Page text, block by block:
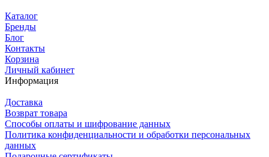
Каталог
Бренды
Блог
Контакты
Корзина
Личный кабинет
Информация
Доставка
Возврат товара
Способы оплаты и шифрование данных
Политика конфиденциальности и обработки персональных
данных